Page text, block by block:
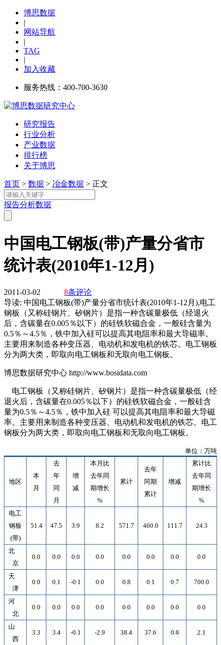
博思数据
|
网站导航
|
TAG
|
加入收藏
服务热线：400-700-3630
研究报告
行业分析
产业数据
排行榜
关于博思
首页 > 数据 > 冶金数据 > 正文
报告分析数据
中国电工钢板(带)产量分省市
统计表(2010年1-12月)
2011-03-02 8条评论
导读: 中国电工钢板(带)产量分省市统计表(2010年1-12月),电工
钢板（又称硅钢片、矽钢片）是指一种含碳量极低（经退火
后，含碳量在0.005％以下）的硅铁软磁合金，一般硅含量为
0.5％～4.5％，铁中加入硅可以提高其电阻率和最大导磁率。
主要用来制造各种变压器、电动机和发电机的铁芯。电工钢板
分为两大类，即取向电工钢板和无取向电工钢板。
博思数据研究中心 http://www.bosidata.com
电工钢板（又称硅钢片、矽钢片）是指一种含碳量极低（经
退火后，含碳量在0.005％以下）的硅铁软磁合金，一般硅含
量为0.5％～4.5％，铁中加入硅 可以提高其电阻率和最大导磁
率。主要用来制造各种变压器、电动机和发电机的铁芯。电工
钢板分为两大类，即取向电工钢板和无取向电工钢板。
单位：万吨
地区
本
月
去
年
同
月
增
减
本月比
去年同
期增长
%
累计
去年
同期
累计
增减
累计比
去年同
期增长
%
电工
钢板
(带)
51.4 47.5 3.9 8.2 571.7 460.0 111.7 24.3
北
京
0.0 0.0 0.0 0.0 0.0 0.0 0.0 0.0
天
津
0.0 0.1 -0.1 0.0 0.8 0.1 0.7 700.0
河
北
0.0 0.0 0.0 0.0 0.0 0.0 0.0 0.0
山
西
3.3 3.4 -0.1 -2.9 38.4 37.6 0.8 2.1